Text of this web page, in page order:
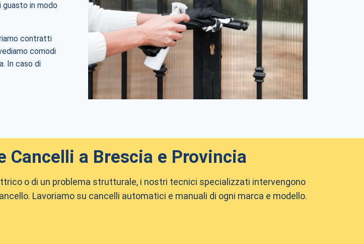
in modo
contratti
comodi
In caso di
Cancelli a Brescia e Provincia
o di un problema strutturale, i nostri tecnici specializzati intervengono
Lavoriamo su cancelli automatici e manuali di ogni marca e modello.